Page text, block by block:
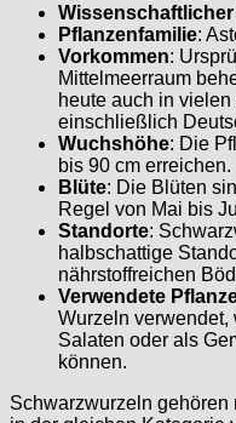
Wissenschaftlicher
Pflanzenfamilie:
Vorkommen:
Mittelmeerraum
heute auch in
einschließlich
Wuchshöhe: Die
bis 90 cm erreichen.
Blüte: Die Blüten
Regel von Mai bis
Standorte:
halbschattige
nährstoffreichen
Verwendete
Wurzeln verwendet,
Salaten oder als
können.
Schwarzwurzeln